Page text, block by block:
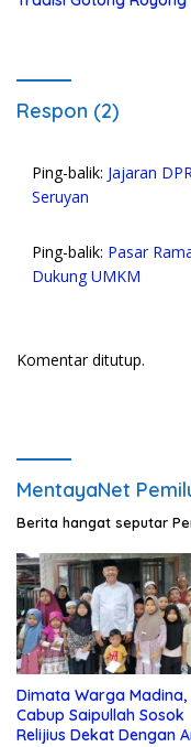
Respon (2)
Ping-balik: Jajaran
Seruyan
Ping-balik: Pasar
Dukung UMKM
Komentar ditutup.
MentayaNet
Berita hangat seputar
Dimata Warga Madina,
Cabup Saipullah Sosok
Relijius Dekat Dengan